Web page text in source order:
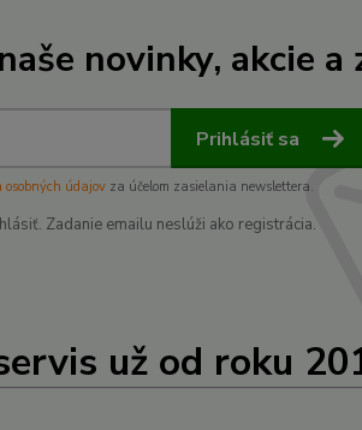
novinky, akcie a
Prihlásiť sa
osobných údajov za účelom zasielania newslettera.
Zadanie emailu neslúži ako registrácia.
už od roku